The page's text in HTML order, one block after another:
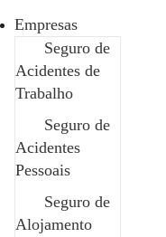
Empresas
Seguro de
Acidentes de
Trabalho
Seguro de
Acidentes
Pessoais
Seguro de
Alojamento